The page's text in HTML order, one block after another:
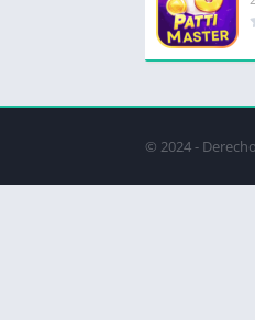
© 2024 -